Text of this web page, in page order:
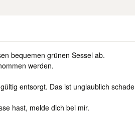
bequemen grünen Sessel ab.
werden.
entsorgt. Das ist unglaublich schade
hast, melde dich bei mir.